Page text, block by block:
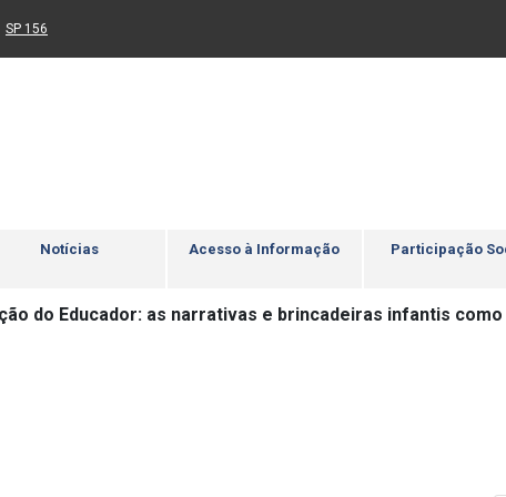
Ir para rodapé
para um novo sítio)
SP 156
Notícias Acesso à Informação Participação
do Educador: as narrativas e brincadeiras infantis